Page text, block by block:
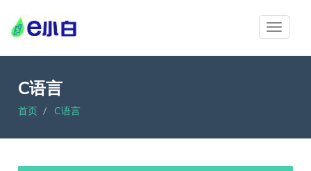
C语言
首页 C语言